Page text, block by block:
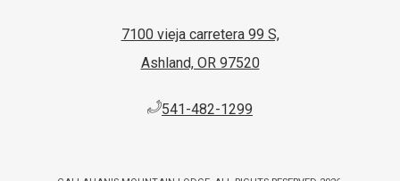
7100 vieja carretera 99 S,
Ashland, OR 97520
​541-482-1299